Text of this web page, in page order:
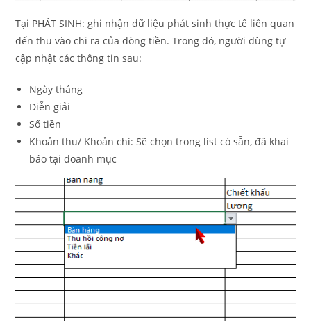
Tại PHÁT SINH: ghi nhận dữ liệu phát sinh thực tế liên quan
đến thu vào chi ra của dòng tiền. Trong đó, người dùng tự
cập nhật các thông tin sau:
Ngày tháng
Diễn giải
Số tiền
Khoản thu/ Khoản chi: Sẽ chọn trong list có sẵn, đã khai
báo tại doanh mục